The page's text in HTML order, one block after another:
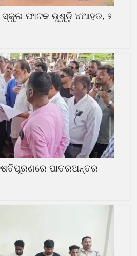
ଫାଟକ ଭୁଶୁଡ଼ି ୪ଆହତ, ୨
ପାତରଅନ୍ତର